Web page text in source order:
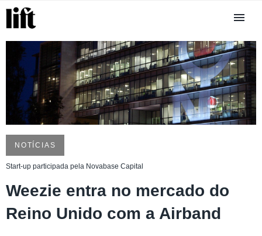
NOTÍCIAS
Start-up participada pela Novabase Capital
Weezie entra no mercado do
Reino Unido com a Airband